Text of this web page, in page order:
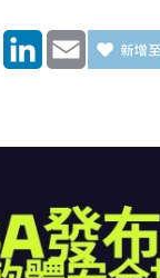
X LinkedInEmail